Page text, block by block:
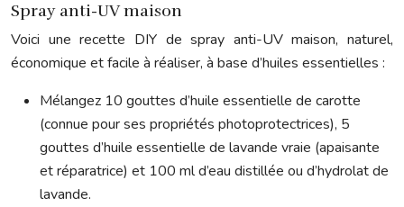
Spray anti-UV maison
Voici une recette DIY de spray anti-UV maison, naturel,
économique et facile à réaliser, à base d’huiles essentielles :
Mélangez 10 gouttes d’huile essentielle de carotte
(connue pour ses propriétés photoprotectrices), 5
gouttes d’huile essentielle de lavande vraie (apaisante
et réparatrice) et 100 ml d’eau distillée ou d’hydrolat de
lavande.